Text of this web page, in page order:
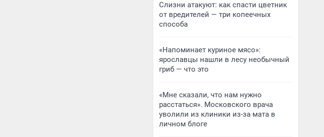
Слизни атакуют: как спасти цветник
от вредителей — три копеечных
способа
«Напоминает куриное мясо»:
ярославцы нашли в лесу необычный
гриб — что это
«Мне сказали, что нам нужно
расстаться». Московского врача
уволили из клиники из-за мата в
личном блоге